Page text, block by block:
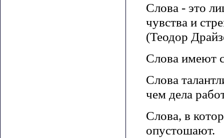
Слова - это
чувства и
(Теодор
Слова имеют
Слова
чем дела
Слова, в
опустошают.